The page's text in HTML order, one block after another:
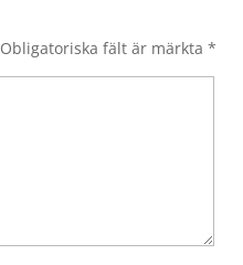
Obligatoriska fält är märkta*